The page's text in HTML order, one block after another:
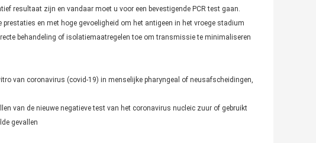
resultaat zijn en vandaar moet u voor een bevestigende PCR test gaan.
en met hoge gevoeligheid om het antigeen in het vroege stadium
behandeling of isolatiemaatregelen toe om transmissie te minimaliseren
van coronavirus (covid-19) in menselijke pharyngeal of neusafscheidingen,
van de nieuwe negatieve test van het coronavirus nucleic zuur of gebruikt
gevallen